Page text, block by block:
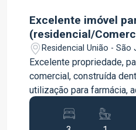
Excelente imóvel
(residencial/
Residencial União-
Campos/SP
Residencial União -
Excelente propriedade,
comercial, construída
utilização para farmácia,
diversos, salão de
TÉRREO ? ÁREA